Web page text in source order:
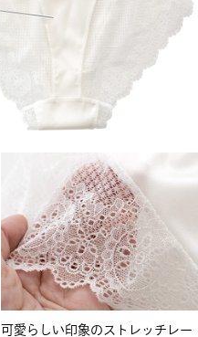
可愛らしい印象のストレッチレー